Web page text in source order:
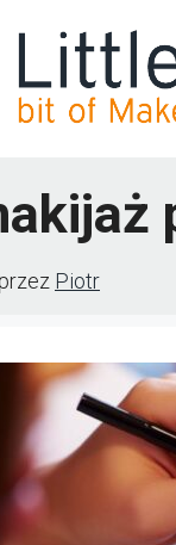
Piotr